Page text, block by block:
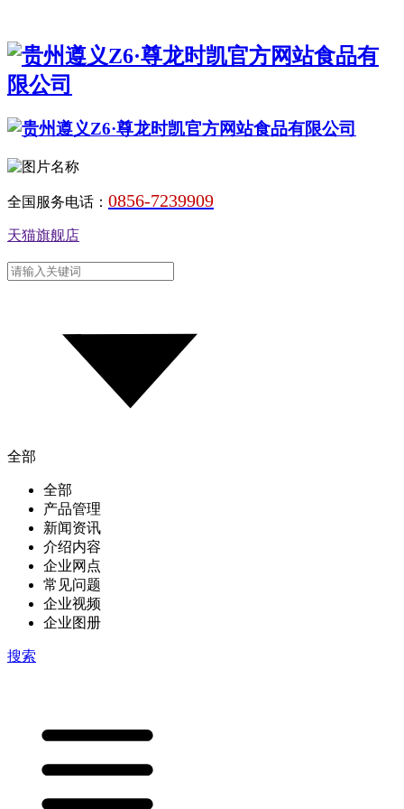
全国服务电话： 0856-7239909
天猫旗舰店
全部
全部
产品管理
新闻资讯
介绍内容
企业网点
常见问题
企业视频
企业图册
搜索